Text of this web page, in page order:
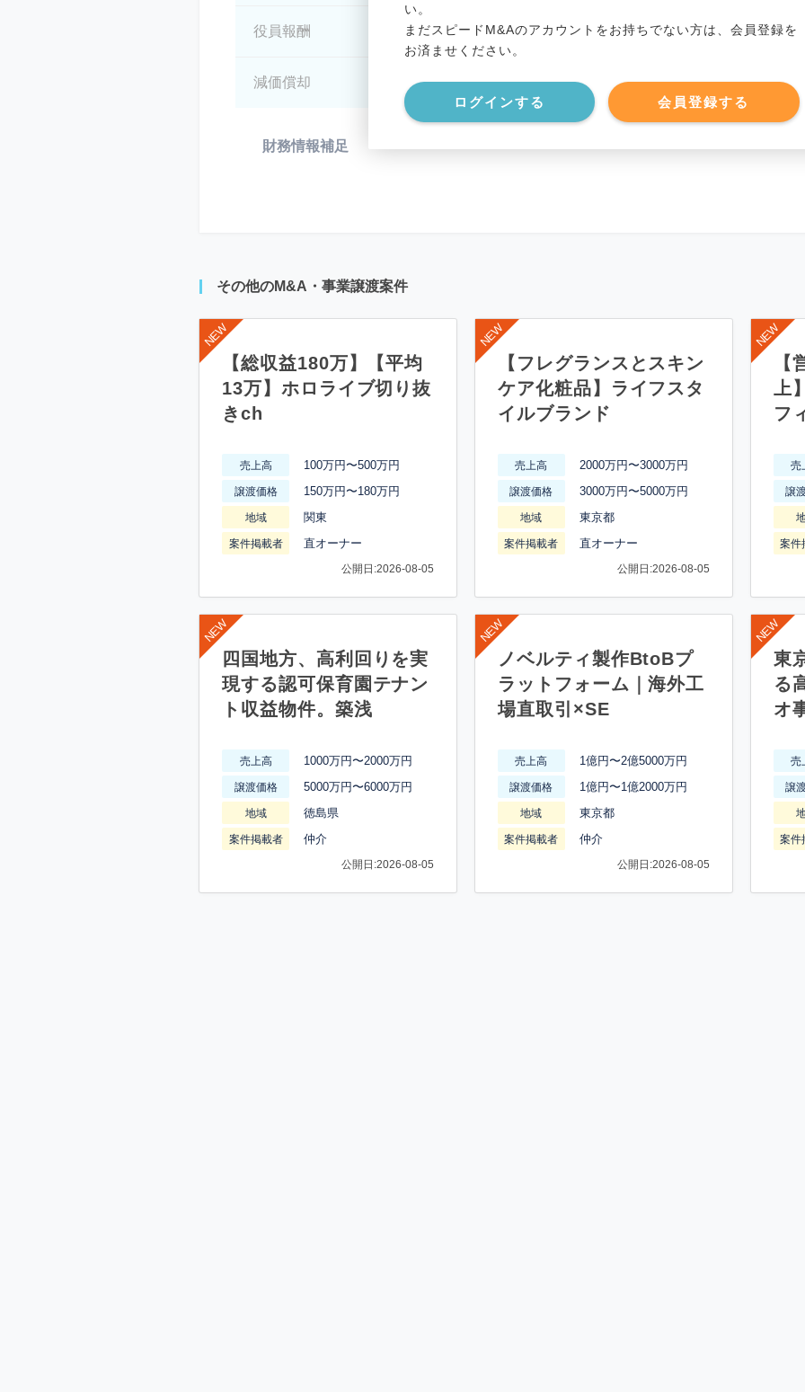
い。
まだスピードM&Aのアカウントをお持ちでない方は、会員登録を
お済ませください。
ログインする 会員登録する
役員報酬 ********************
減価償却 ********************
純資産
現預金
財務情報補足 ********************
その他のM&A・事業譲渡案件
【総収益180万】【平均
13万】ホロライブ切り抜
きch
売上高 100万円〜500万円
譲渡価格 150万円〜180万円
地域 関東
案件掲載者 直オーナー
公開日:2026-08-05
【フレグランスとスキン
ケア化粧品】ライフスタ
イルブランド
売上高 2000万円〜3000万円
譲渡価格 3000万円〜5000万円
地域 東京都
案件掲載者 直オーナー
公開日:2026-08-05
【
上
フ
売
譲
案件
四国地方、高利回りを実
現する認可保育園テナン
ト収益物件。築浅
売上高 1000万円〜2000万円
譲渡価格 5000万円〜6000万円
地域 徳島県
案件掲載者 仲介
公開日:2026-08-05
ノベルティ製作BtoBプ
ラットフォーム｜海外工
場直取引×SE
売上高 1億円〜2億5000万円
譲渡価格 1億円〜1億2000万円
地域 東京都
案件掲載者 仲介
公開日:2026-08-05
東
る
オ
売
譲
案件